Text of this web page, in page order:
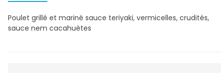
Poulet grillé et mariné sauce teriyaki, vermicelles, crudités,
sauce nem cacahuètes